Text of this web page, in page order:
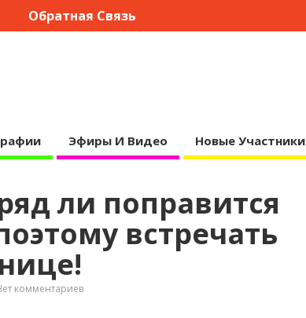
Обратная Связь
Эфиры И Видео Новые Участники
ли поправится
встречать
комментариев